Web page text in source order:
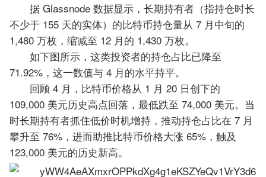
据 Glassnode 数据显示，长期持有者（指持仓时长
不少于 155 天的实体）的比特币持仓量从 7 月中旬的
1,480 万枚，缩减至 12 月的 1,430 万枚。
如下图所示，这类投资者的持仓占比已降至
71.92%，这一数值与 4 月的水平持平。
回顾 4 月，比特币价格从 1 月 20 日创下的
109,000 美元历史高点回落，最低跌至 74,000 美元。当
时长期持有者抓住低价时机增持，推动持仓占比在 7 月
攀升至 76%，进而助推比特币价格大涨 65%，触及
123,000 美元的历史新高。